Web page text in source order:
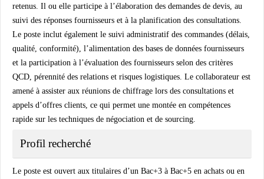
retenus. Il ou elle participe à l’élaboration des demandes de devis, au
suivi des réponses fournisseurs et à la planification des consultations.
Le poste inclut également le suivi administratif des commandes (délais,
qualité, conformité), l’alimentation des bases de données fournisseurs
et la participation à l’évaluation des fournisseurs selon des critères
QCD, pérennité des relations et risques logistiques. Le collaborateur est
amené à assister aux réunions de chiffrage lors des consultations et
appels d’offres clients, ce qui permet une montée en compétences
rapide sur les techniques de négociation et de sourcing.
Profil recherché
Le poste est ouvert aux titulaires d’un Bac+3 à Bac+5 en achats ou en